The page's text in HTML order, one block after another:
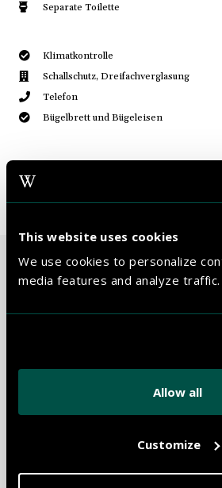
This website uses cookies
We use cookies to personalize
media features and analyze traffic.
Allow all
Customize
Separate Toilette
Klimatkontrolle
Schallschutz, Dreifachverglasung
Telefon
Bügelbrett und Bügeleisen
DELUXE PLUS